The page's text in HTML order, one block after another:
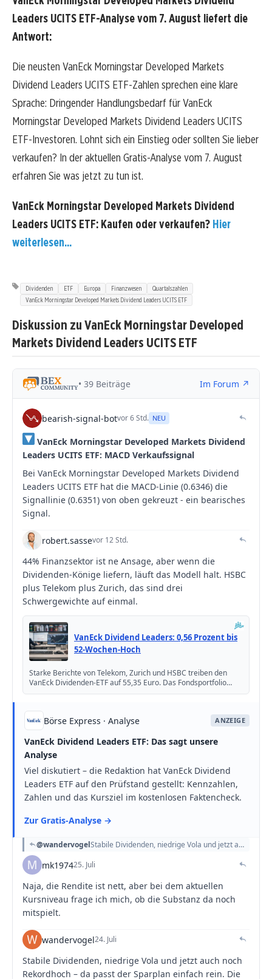
Leaders UCITS ETF-Analyse vom 7. August liefert die
Antwort:
Die neusten VanEck Morningstar Developed Markets
Dividend Leaders UCITS ETF-Zahlen sprechen eine klare
Sprache: Dringender Handlungsbedarf für VanEck
Morningstar Developed Markets Dividend Leaders UCITS
ETF-Investoren. Lohnt sich ein Einstieg oder sollten Sie lieber
verkaufen? In der aktuellen Gratis-Analyse vom 7. August
erfahren Sie was jetzt zu tun ist.
VanEck Morningstar Developed Markets Dividend
Leaders UCITS ETF: Kaufen oder verkaufen? Hier
weiterlesen...
Dividenden ETF Europa Finanzwesen
Quartalszahlen
VanEck Morningstar Developed Markets Dividend Leaders UCITS ETF
Diskussion zu VanEck Morningstar Developed
Markets Dividend Leaders UCITS ETF